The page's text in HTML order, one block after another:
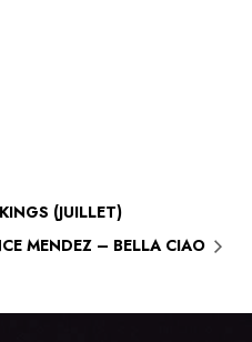
(JUILLET)
MENDEZ – BELLA CIAO